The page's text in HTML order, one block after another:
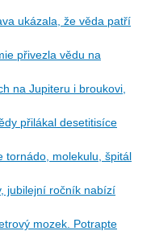
ukázala, že věda patří
přivezla vědu na
na Jupiteru i broukovi,
přilákal desetitisíce
tornádo, molekulu, špitál
jubilejní ročník nabízí
mozek. Potrapte